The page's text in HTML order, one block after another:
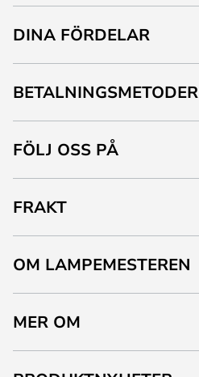
DINA FÖRDELAR
BETALNINGSMETODER
FÖLJ OSS PÅ
FRAKT
OM LAMPEMESTEREN
MER OM